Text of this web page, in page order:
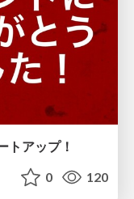
トアップ！
0 120